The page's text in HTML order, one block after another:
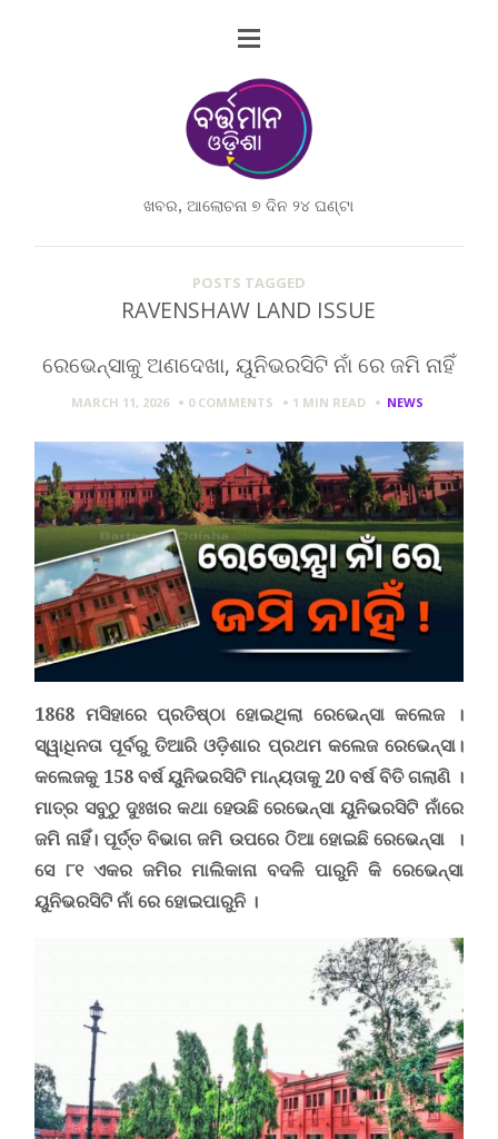
ଖବର, ଆଲୋଚନା ୭ ଦିନ ୨୪ ଘଣ୍ଟା
POSTS TAGGED
RAVENSHAW LAND ISSUE
ରେଭେନ୍ସାକୁ ଅଣଦେଖା, ୟୁନିଭରସିଟି ନାଁ ରେ ଜମି ନାହିଁ
MARCH 11, 2026 0 COMMENTS 1 MIN READ NEWS
1868 ମସିହାରେ ପ୍ରତିଷ୍ଠା ହୋଇଥିଲା ରେଭେନ୍ସା କଲେଜ ।
ସ୍ୱାଧିନତା ପୂର୍ବରୁ ତିଆରି ଓଡ଼ିଶାର ପ୍ରଥମ କଲେଜ ରେଭେନ୍ସା।
କଲେଜକୁ 158 ବର୍ଷୟୁନିଭରସିଟି ମାନ୍ୟତାକୁ 20 ବର୍ଷ ବିତି ଗଲାଣି ।
ମାତ୍ର ସବୁଠୁ ଦୁଃଖର କଥା ହେଉଛି ରେଭେନ୍ସା ୟୁନିଭରସିଟି ନାଁରେ
ଜମି ନାହିଁ।ପୂର୍ତ୍ତ ବିଭାଗ ଜମି ଉପରେ ଠିଆ ହୋଇଛି ରେଭେନ୍ସା ।
ସେ ୮୧ ଏକର ଜମିରମାଲିକାନା ବଦଳି ପାରୁନି କି ରେଭେନ୍ସା
ୟୁନିଭରସିଟି ନାଁ ରେ ହୋଇପାରୁନି ।